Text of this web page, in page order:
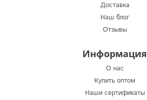
Доставка
Наш блог
Отзывы
Информация
О нас
Купить оптом
Наши сертификаты